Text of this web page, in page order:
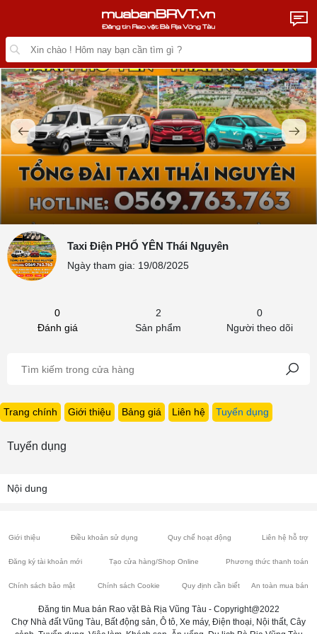
Taxi Điện PHỔ YÊN Thái Nguyên
Ngày tham gia: 19/08/2025
0
Đánh giá
2
Sản phẩm
0
Người theo dõi
Trang chính Giới thiệu Bảng giá Liên hệ Tuyển dụng
Tuyển dụng
Nội dung
Giới thiệu Điều khoản sử dụng Quy chế hoạt động Liên hệ hỗ trợ
Đăng ký tài khoản mới Tạo cửa hàng/Shop Online Phương thức thanh toán
Chính sách bảo mật Chính sách Cookie Quy định cần biết An toàn mua bán
Đăng tin Mua bán Rao vặt Bà Rịa Vũng Tàu - Copyright@2022
Chợ Nhà đất Vũng Tàu, Bất động sản, Ô tô, Xe máy, Điện thoại, Nội thất, Cây